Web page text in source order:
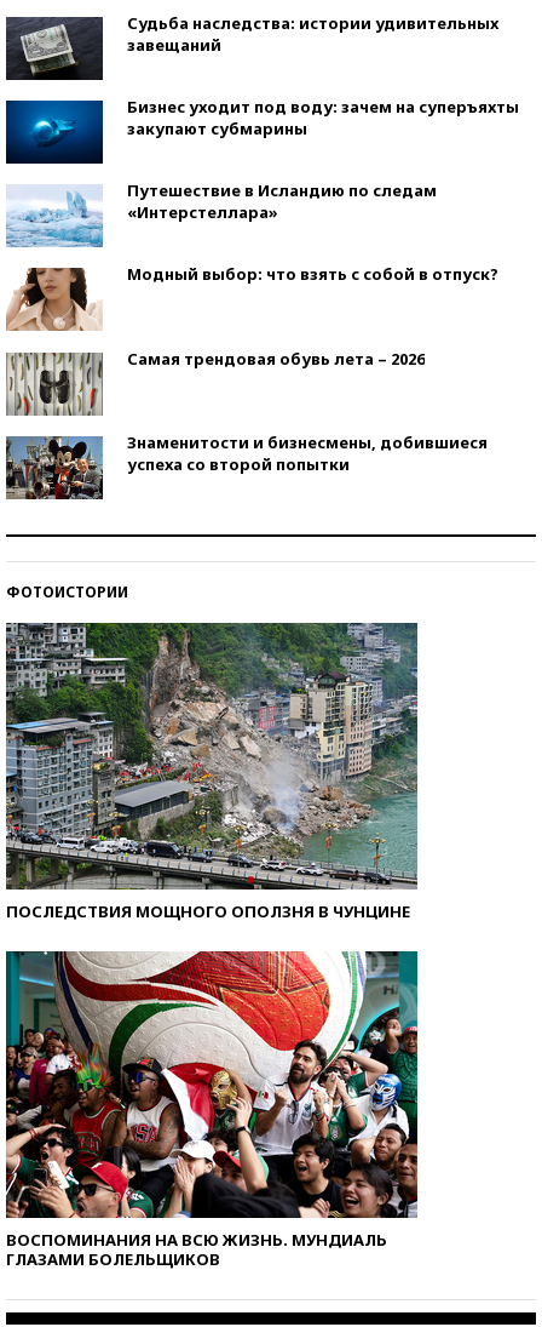
Судьба наследства: истории удивительных
завещаний
Бизнес уходит под воду: зачем на суперъяхты
закупают субмарины
Путешествие в Исландию по следам
«Интерстеллара»
Модный выбор: что взять с собой в отпуск?
Самая трендовая обувь лета – 2026
Знаменитости и бизнесмены, добившиеся
успеха со второй попытки
ФОТОИСТОРИИ
ПОСЛЕДСТВИЯ МОЩНОГО ОПОЛЗНЯ В ЧУНЦИНЕ
ВОСПОМИНАНИЯ НА ВСЮ ЖИЗНЬ. МУНДИАЛЬ
ГЛАЗАМИ БОЛЕЛЬЩИКОВ